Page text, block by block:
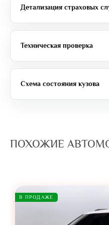
Детализация страховых
Техническая проверка
Схема состояния кузова
ПОХОЖИЕ
В ПРОДАЖЕ